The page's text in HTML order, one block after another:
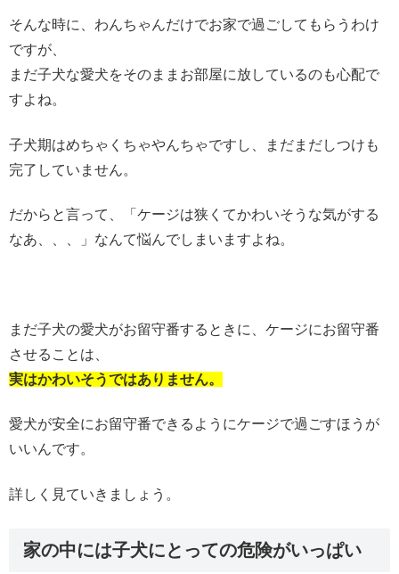
そんな時に、わんちゃんだけでお家で過ごしてもらうわけ
ですが、
まだ子犬な愛犬をそのままお部屋に放しているのも心配で
すよね。
子犬期はめちゃくちゃやんちゃですし、まだまだしつけも
完了していません。
だからと言って、「ケージは狭くてかわいそうな気がする
なあ、、、」なんて悩んでしまいますよね。
まだ子犬の愛犬がお留守番するときに、ケージにお留守番
させることは、
実はかわいそうではありません。
愛犬が安全にお留守番できるようにケージで過ごすほうが
いいんです。
詳しく見ていきましょう。
家の中には子犬にとっての危険がいっぱい